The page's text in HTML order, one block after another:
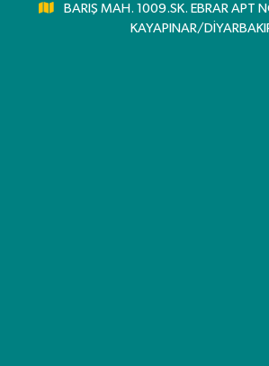
BARIŞ MAH. 1009.SK. EBRAR APT
KAYAPINAR/